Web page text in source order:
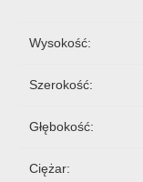
Wysokość:
Szerokość:
Głębokość:
Ciężar: